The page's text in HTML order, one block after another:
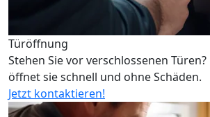
Türöffnung
Stehen Sie vor verschlossenen Türen?
öffnet sie schnell und ohne Schäden.
Jetzt kontaktieren!